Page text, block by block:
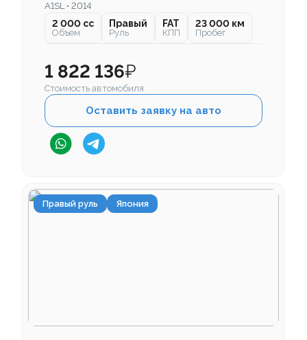
A1SL • 2014
2 000 cc
Объем
Правый
Руль
FAT
КПП
23 000 км
Пробег
1 822 136₽
Стоимость автомобиля
Оставить заявку на авто
Правый руль Япония